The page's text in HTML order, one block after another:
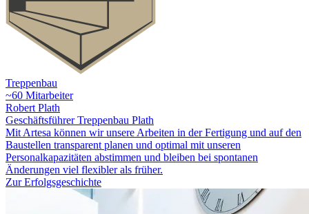
Treppenbau
~60 Mitarbeiter
Robert Plath
Geschäftsführer Treppenbau Plath
Mit Artesa können wir unsere Arbeiten in der Fertigung und auf den
Baustellen transparent planen und optimal mit unseren
Personalkapazitäten abstimmen und bleiben bei spontanen
Änderungen viel flexibler als früher.
Zur Erfolgsgeschichte